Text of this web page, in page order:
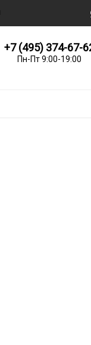
+7 (495) 374-67-
Пн-Пт 9:00-19:00